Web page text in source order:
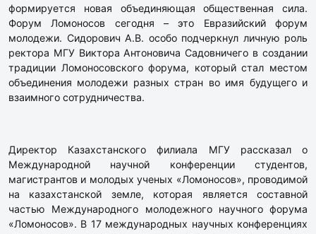
формируется новая объединяющая общественная сила.
Форум Ломоносов сегодня – это Евразийский форум
молодежи. Сидорович А.В. особо подчеркнул личную роль
ректора МГУ Виктора Антоновича Садовничего в создании
традиции Ломоносовского форума, который стал местом
объединения молодежи разных стран во имя будущего и
взаимного сотрудничества.
Директор Казахстанского филиала МГУ рассказал о
Международной научной конференции студентов,
магистрантов и молодых ученых «Ломоносов», проводимой
на казахстанской земле, которая является составной
частью Международного молодежного научного форума
«Ломоносов». В 17 международных научных конференциях